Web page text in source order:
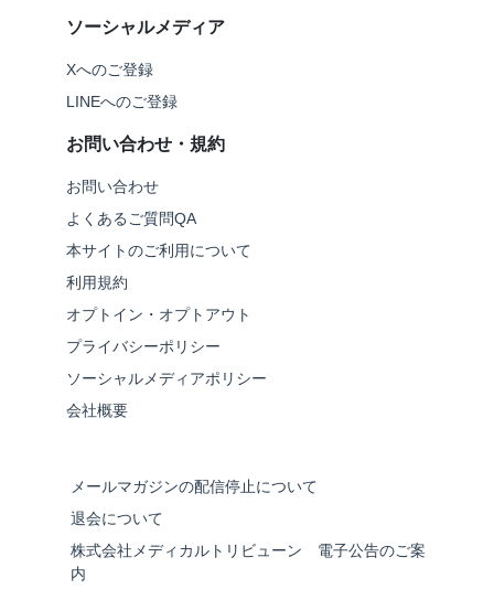
ソーシャルメディア
Xへのご登録
LINEへのご登録
お問い合わせ・規約
お問い合わせ
よくあるご質問QA
本サイトのご利用について
利用規約
オプトイン・オプトアウト
プライバシーポリシー
ソーシャルメディアポリシー
会社概要
メールマガジンの配信停止について
退会について
株式会社メディカルトリビューン 電子公告のご案
内